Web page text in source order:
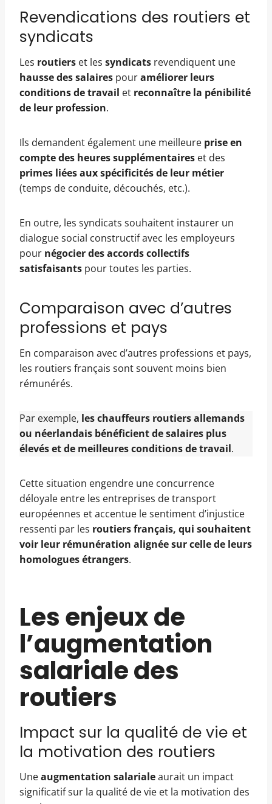
Revendications des routiers et
syndicats
Les routiers et les syndicats revendiquent une
hausse des salaires pouraméliorer leurs
conditions de travail et reconnaître la pénibilité
de leur profession.
Ils demandent également une meilleure prise en
compte des heures supplémentaires et des
primes liées aux spécificités de leur métier
(temps de conduite, découchés, etc.).
En outre, les syndicats souhaitent instaurer un
dialogue social constructif avec les employeurs
pour négocier des accords collectifs
satisfaisants pour toutes les parties.
Comparaison avec d’autres
professions et pays
En comparaison avec d’autres professions et pays,
les routiers français sont souvent moins bien
rémunérés.
Par exemple, les chauffeurs routiers allemands
ou néerlandais bénéficient de salaires plus
élevés et de meilleures conditions de travail.
Cette situation engendre une concurrence
déloyale entre les entreprises de transport
européennes et accentue le sentiment d’injustice
ressenti par les routiers français, qui souhaitent
voir leur rémunération alignée sur celle de leurs
homologues étrangers.
Les enjeux de
l’augmentation
salariale des
routiers
Impact sur la qualité de vie et
la motivation des routiers
Uneaugmentation salarialeaurait un impact
significatif sur la qualité de vie et la motivation des